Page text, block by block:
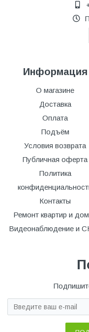
Информация
О магазине
Доставка
Оплата
Подъём
Условия возврата
Публичная оферта
Политика
Контакты
Ремонт квартир и
Видеонаблюдение и